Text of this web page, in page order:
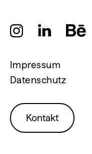
Impressum
Datenschutz
Kontakt